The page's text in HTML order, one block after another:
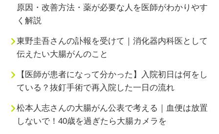
原因・改善方法・薬が必要な人を医師がわかりやす
く解説
東野圭吾さんの訃報を受けて｜消化器内科医として
伝えたい大腸がんのこと
【医師が患者になって分かった】入院初日は何をし
ている？抜釘手術で再入院した一日の流れ
松本人志さんの大腸がん公表で考える｜血便は放置
しないで！40歳を過ぎたら大腸カメラを